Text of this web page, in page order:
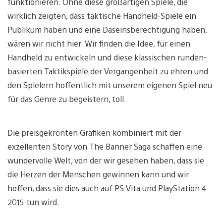
wirklich zeigten, dass taktische Handheld-Spiele ein
Publikum haben und eine Daseinsberechtigung haben,
wären wir nicht hier. Wir finden die Idee, für einen
Handheld zu entwickeln und diese klassischen runden-
basierten Taktikspiele der Vergangenheit zu ehren und
den Spielern hoffentlich mit unserem eigenen Spiel neu
für das Genre zu begeistern, toll.
Die preisgekrönten Grafiken kombiniert mit der
exzellenten Story von The Banner Saga schaffen eine
wundervolle Welt, von der wir gesehen haben, dass sie
die Herzen der Menschen gewinnen kann und wir
hoffen, dass sie dies auch auf PS Vita und PlayStation 4
2015 tun wird.